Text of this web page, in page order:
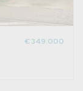
€ 349.000